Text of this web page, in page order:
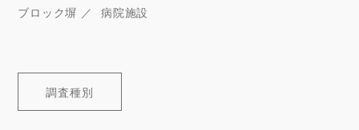
ブロック塀 病院施設
調査種別